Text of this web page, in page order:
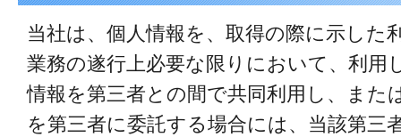
当社は、個人情報を、取得の際に示した
業務の遂行上必要な限りにおいて、利用
情報を第三者との間で共同利用し、また
を第三者に委託する場合には、当該第三